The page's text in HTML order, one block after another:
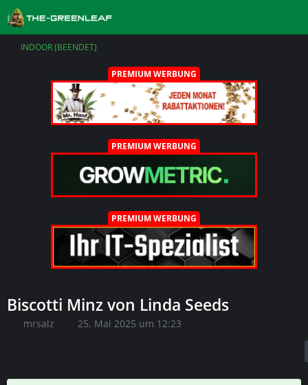
INDOOR (BEENDET)
PREMIUM WERBUNG
PREMIUM WERBUNG
PREMIUM WERBUNG
Biscotti Minz von Linda Seeds
mrsalz 25. Mai 2025 um 12:23